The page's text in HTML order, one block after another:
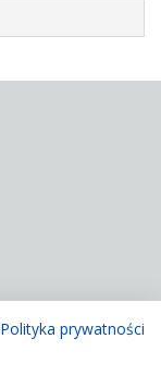
Polityka prywatności